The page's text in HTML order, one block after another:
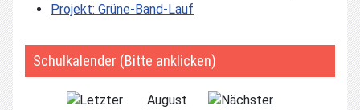
Projekt: Grüne-Band-Lauf
Schulkalender (Bitte anklicken)
August